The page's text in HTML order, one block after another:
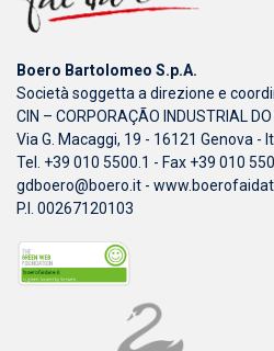
Boero Bartolomeo S.p.A.
Società soggetta a direzione e
CIN – CORPORAÇÃO INDUSTRIAL DO
Via G. Macaggi, 19 - 16121 Genova -
Tel. +39 010 5500.1 - Fax +39 010
gdboero@boero.it -
P.I. 00267120103